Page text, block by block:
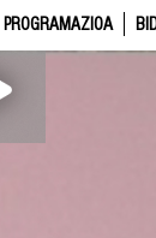
PROGRAMAZIOA